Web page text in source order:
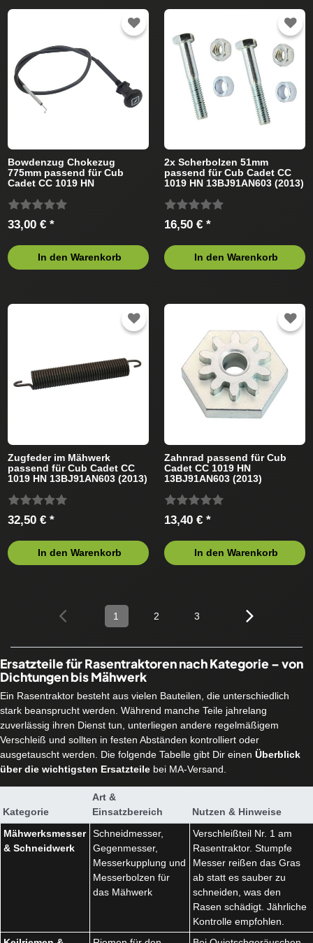
Bowdenzug Chokezug
775mm passend für Cub
Cadet CC 1019 HN
Rasentraktor
33,00 € *
In den Warenkorb
2x Scherbolzen 51mm
passend für Cub Cadet CC
1019 HN 13BJ91AN603 (2013)
16,50 € *
In den Warenkorb
Zugfeder im Mähwerk
passend für Cub Cadet CC
1019 HN 13BJ91AN603 (2013)
32,50 € *
In den Warenkorb
Zahnrad passend für Cub
Cadet CC 1019 HN
13BJ91AN603 (2013)
13,40 € *
In den Warenkorb
1 2 3
Ersatzteile für Rasentraktoren nach Kategorie – von
Dichtungen bis Mähwerk
Ein Rasentraktor besteht aus vielen Bauteilen, die unterschiedlich
stark beansprucht werden. Während manche Teile jahrelang
zuverlässig ihren Dienst tun, unterliegen andere regelmäßigem
Verschleiß und sollten in festen Abständen kontrolliert oder
ausgetauscht werden. Die folgende Tabelle gibt Dir einen Überblick
über die wichtigsten Ersatzteile bei MA-Versand.
Kategorie
Art &
Einsatzbereich
Nutzen & Hinweise
Mähwerksmesser
& Schneidwerk
Schneidmesser,
Gegenmesser,
Messerkupplung und
Messerbolzen für
das Mähwerk
Verschleißteil Nr. 1 am
Rasentraktor. Stumpfe
Messer reißen das Gras
ab statt es sauber zu
schneiden, was den
Rasen schädigt. Jährliche
Kontrolle empfohlen.